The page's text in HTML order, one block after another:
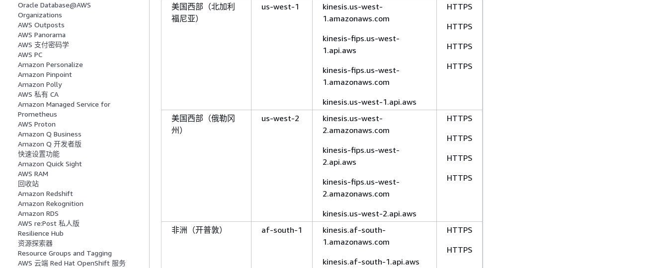
Oracle Database@AWS
Organizations
AWS Outposts
AWS Panorama
AWS 支付密码学
AWS PC
Amazon Personalize
Amazon Pinpoint
Amazon Polly
AWS 私有 CA
Amazon Managed Service for
Prometheus
AWS Proton
Amazon Q Business
Amazon Q 开发者版
快速设置功能
Amazon Quick Sight
AWS RAM
回收站
Amazon Redshift
Amazon Rekognition
Amazon RDS
AWS re:Post 私人版
Resilience Hub
资源探索器
Resource Groups and Tagging
AWS 云端 Red Hat OpenShift 服务
美国西部（北加利
福尼亚）
us-west-1
kinesis.us-west-
1.amazonaws.com
kinesis-fips.us-west-
1.api.aws
kinesis-fips.us-west-
1.amazonaws.com
kinesis.us-west-1.api.aws
HTTPS
HTTPS
HTTPS
HTTPS
美国西部（俄勒冈
州）
us-west-2
kinesis.us-west-
2.amazonaws.com
kinesis-fips.us-west-
2.api.aws
kinesis-fips.us-west-
2.amazonaws.com
kinesis.us-west-2.api.aws
HTTPS
HTTPS
HTTPS
HTTPS
非洲（开普敦） af-south-1
kinesis.af-south-
1.amazonaws.com
kinesis.af-south-1.api.aws
HTTPS
HTTPS